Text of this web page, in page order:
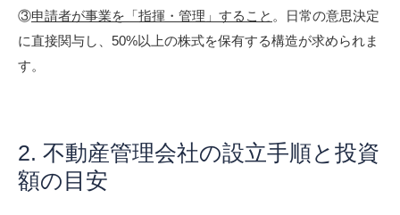
③申請者が事業を「指揮・管理」すること 。日常の意思決定
に直接関与し、50%以上の株式を保有する構造が求められま
す。
2. 不動産管理会社の設立手順と投資
額の目安